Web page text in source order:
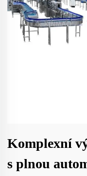
Komplexní
s plnou